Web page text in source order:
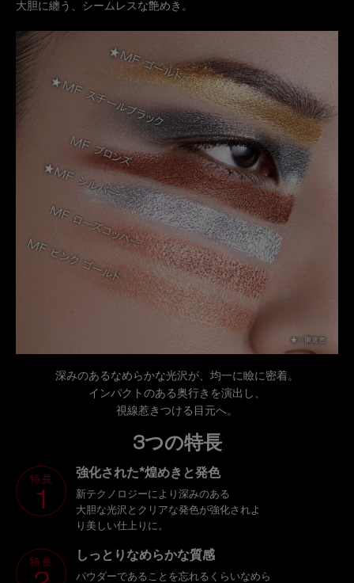
大胆に纏う、シームレスな艶めき。
深みのあるなめらかな光沢が、均一に瞼に密着。
インパクトのある奥行きを演出し、
視線惹きつける目元へ。
3つの特長
強化された*煌めきと発色
新テクノロジーにより深みのある
大胆な光沢とクリアな発色が強化されよ
り美しい仕上りに。
しっとりなめらかな質感
パウダーであることを忘れるくらいなめら